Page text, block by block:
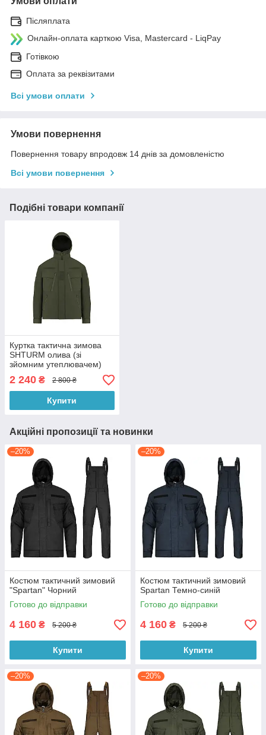
Післяплата
Онлайн-оплата карткою Visa, Mastercard - LiqPay
Готівкою
Оплата за реквізитами
Всі умови оплати
Умови повернення
Повернення товару впродовж 14 днів за домовленістю
Всі умови повернення
Подібні товари компанії
Куртка тактична зимова
SHTURM олива (зі
зйомним утеплювачем)
2 240 ₴ 2 800 ₴
Купити
Акційні пропозиції та новинки
–20%
Костюм тактичний зимовий
"Spartan" Чорний
Готово до відправки
4 160 ₴ 5 200 ₴
Купити
–20%
Костюм тактичний зимовий
Spartan Темно-синій
Готово до відправки
4 160 ₴ 5 200 ₴
Купити
–20% –20%